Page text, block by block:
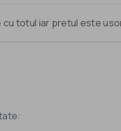
cu totul iar pretul este